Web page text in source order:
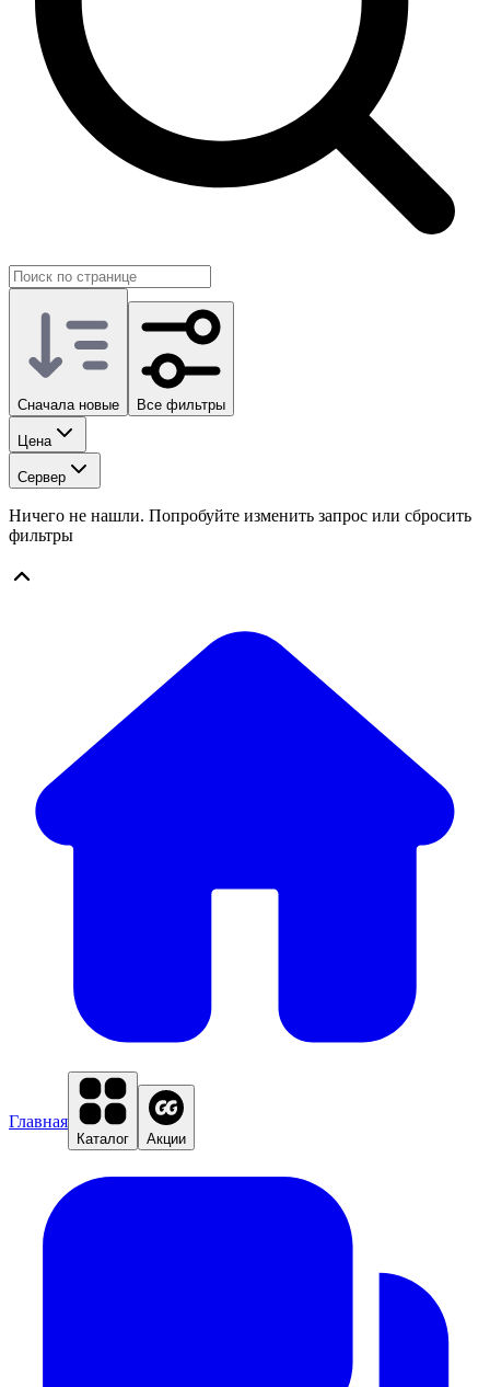
Сначала новые Все фильтры
Цена
Сервер
Ничего не нашли. Попробуйте изменить запрос или сбросить
фильтры
Главная
Каталог Акции